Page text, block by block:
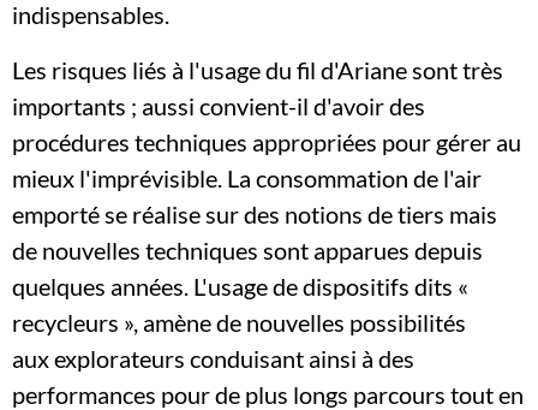
indispensables.
Les risques liés à l'usage du fil d'Ariane sont très
importants ; aussi convient-il d'avoir des
procédures techniques appropriées pour gérer au
mieux l'imprévisible. La consommation de l'air
emporté se réalise sur des notions de tiers mais
de nouvelles techniques sont apparues depuis
quelques années. L'usage de dispositifs dits «
recycleurs », amène de nouvelles possibilités
aux explorateurs conduisant ainsi à des
performances pour de plus longs parcours tout en